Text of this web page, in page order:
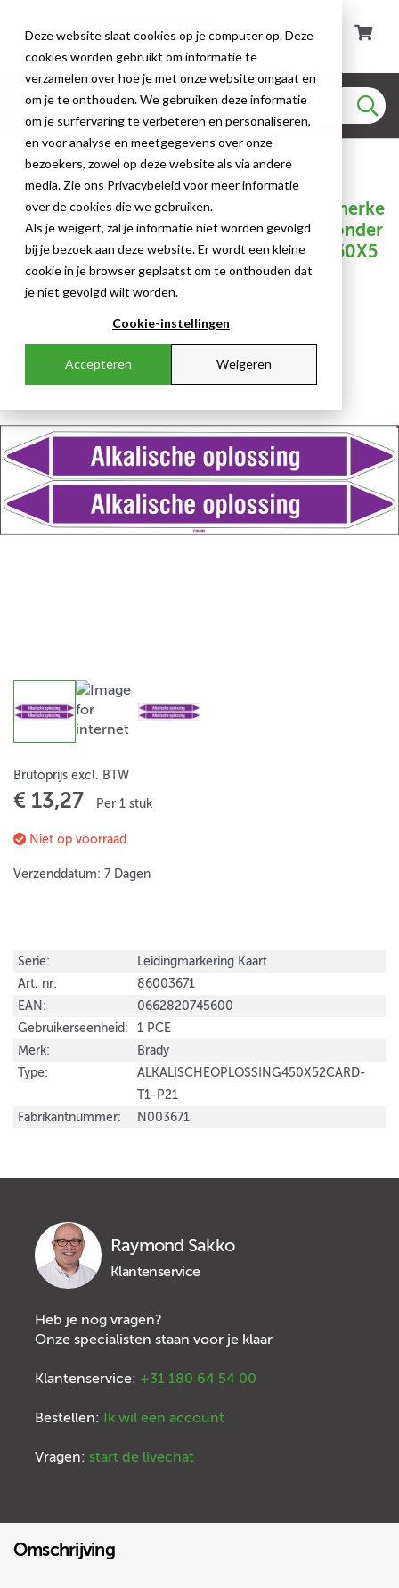
Deze website slaat cookies op je computer op. Deze
cookies worden gebruikt om informatie te
verzamelen over hoe je met onze website omgaat en
om je te onthouden. We gebruiken deze informatie
om je surfervaring te verbeteren en personaliseren,
en voor analyse en meetgegevens over onze
bezoekers, zowel op deze website als via andere
media. Zie ons Privacybeleid voor meer informatie
over de cookies die we gebruiken.
Als je weigert, zal je informatie niet worden gevolgd
bij je bezoek aan deze website. Er wordt een kleine
cookie in je browser geplaatst om te onthouden dat
je niet gevolgd wilt worden.
Cookie-instellingen
Accepteren Weigeren
Leidingmarkering Kaart
Brady - Standaard - Individuele leidingmerke
rs op kaart met geperforeerde pijlen, zonder
pictogram - ALKALISCHEOPLOSSING450X5
2CARD-T1-P21 - N003671 - 86003671
Serie:
Leidingmarkering Kaart
Art. nr:
86003671
EAN:
0662820745600
Gebruikerseenheid:
1 PCE
Merk:
Brady
Type:
ALKALISCHEOPLOSSING450X52CARD-
T1-P21
Fabrikantnummer:
N003671
Brutoprijs excl. BTW
€ 13,27 Per 1 stuk
Niet op voorraad
Verzenddatum: 7 Dagen
Raymond Sakko
Klantenservice
Heb je nog vragen?
Onze specialisten staan voor je klaar
Klantenservice: +31 180 64 54 00
Bestellen: Ik wil een account
Vragen: start de livechat
Omschrijving